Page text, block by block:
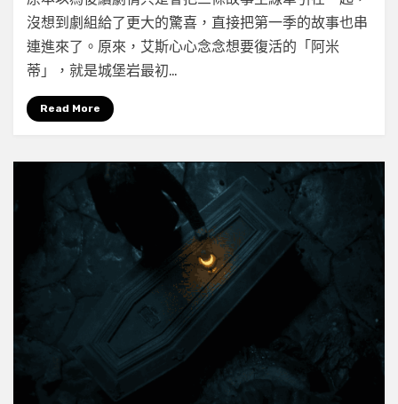
《城
堡
岩
（Castle
第
沒想到劇組給了更大的驚喜，直接把第一季的故事也串
連進來了。原來，艾斯心心念念想要復活的「阿米
蒂」，就是城堡岩最初…
Read More